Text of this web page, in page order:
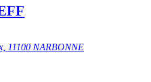
11100 NARBONNE